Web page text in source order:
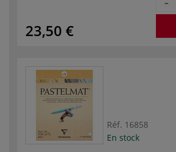
23,50 €
Réf. 16858
En stock